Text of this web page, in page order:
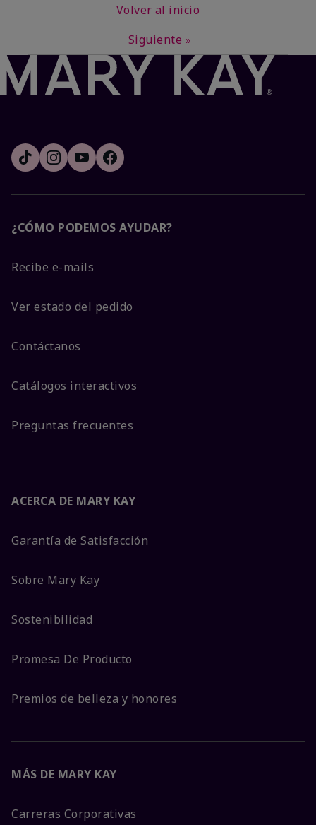
Volver al inicio
Siguiente »
¿CÓMO PODEMOS AYUDAR?
Recibe e-mails
Ver estado del pedido
Contáctanos
Catálogos interactivos
Preguntas frecuentes
ACERCA DE MARY KAY
Garantía de Satisfacción
Sobre Mary Kay
Sostenibilidad
Promesa De Producto
Premios de belleza y honores
MÁS DE MARY KAY
Carreras Corporativas